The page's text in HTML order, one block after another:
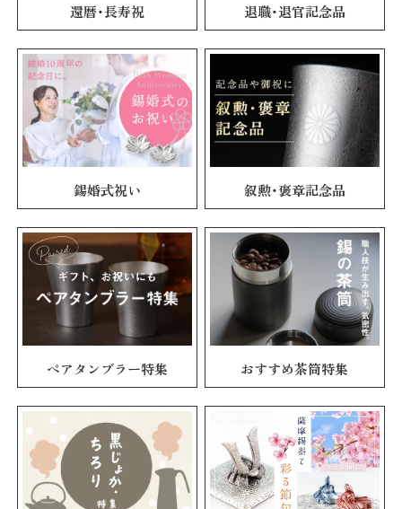
還暦・長寿祝 退職・退官記念品
錫婚式祝い 叙勲・褒章記念品
ペアタンブラー特集 おすすめ茶筒特集